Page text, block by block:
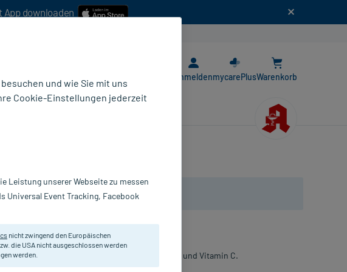
App downloaden
AnmeldenmycarePlusWarenkorb
mit Magnesium, Vitamin B6 und Vitamin C.
mit Orange-Granatapfel-Geschmack.
und wie Sie mit uns
Cookie-Einstellungen jederzeit
Leistung unserer Webseite zu messen
Universal Event Tracking, Facebook
nicht zwingend den Europäischen
die USA nicht ausgeschlossen werden
werden.